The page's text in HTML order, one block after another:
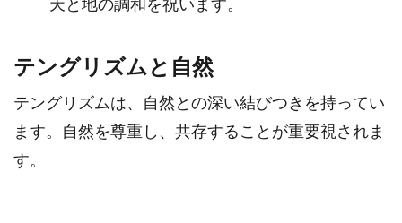
天と地の調和を祝います。
テングリズムと自然
テングリズムは、自然との深い結びつきを持ってい
ます。自然を尊重し、共存することが重要視されま
す。